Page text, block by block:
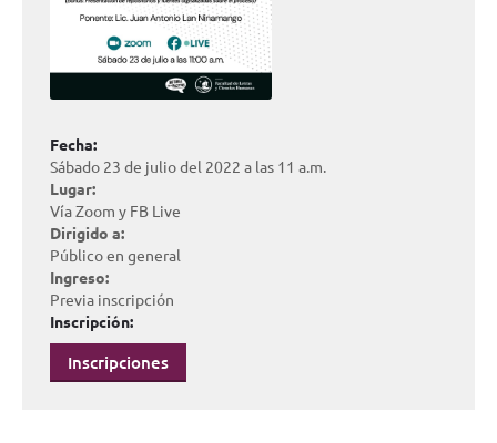
Fecha:
Sábado 23 de julio del 2022 a las 11 a.m.
Lugar:
Vía Zoom y FB Live
Dirigido a:
Público en general
Ingreso:
Previa inscripción
Inscripción:
Inscripciones